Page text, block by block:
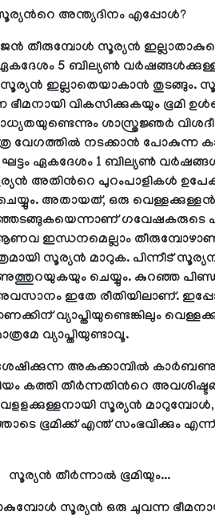
അന്ത്യദിനം എപ്പോള്‍?
തീരുമ്പോൾ സൂര്യൻ
ഏകദേശം 5 ബില്യൺ
ഇല്ലാതെയാകാന്‍ തുടങ്ങും.
വികസിക്കുകയും ഭൂമി
ശാസ്ത്രജ്ഞർ
വേഗത്തില്‍ നടക്കാന്‍ പോകുന്ന
ഏകദേശം 1 ബില്യൺ
അതിന്‍റെ പുറംപാളികൾ
അതായത്, ഒരു
ഗവേഷകരുടെ
ആണവ ഇന്ധനമെല്ലാം
സൂര്യന്‍ മാറുക. പിന്നീട്
ചെയ്യും. കുറഞ്ഞ
അവസാനം ഇതേ രീതിയിലാണ്.
വ്യാപ്തിയുണ്ടെങ്കിലും
വ്യാപ്തിയുണ്ടാവൂ.
അകക്കാമ്പിൽ
കത്തി തീർന്നതിന്‍റെ
സൂര്യൻ മാറുമ്പോൾ,
ഭൂമിക്ക് എന്ത് സംഭവിക്കും എന്ന്
സൂര്യന്‍ തീര്‍ന്നാല്‍ ഭൂമിയും...
സൂര്യൻ ഒരു ചുവന്ന